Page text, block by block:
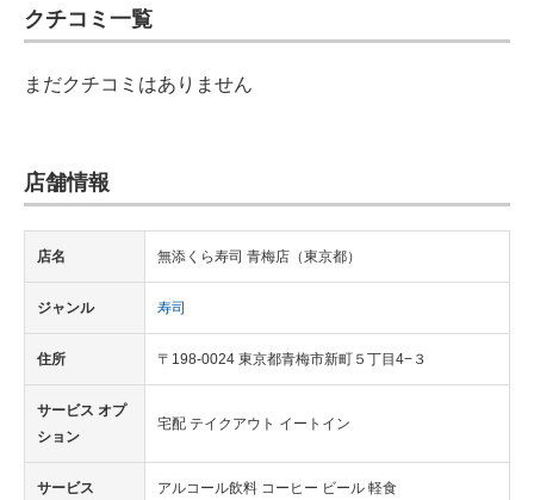
電子設計の基本と応用
ちょっと気になるネットの話題
クチコミ一覧
まだクチコミはありません
店舗情報
店名 無添くら寿司 青梅店（東京都）
ジャンル 寿司
住所 〒198-0024 東京都青梅市新町５丁目4−３
サービス オプ
ション
宅配 テイクアウト イートイン
サービス アルコール飲料 コーヒー ビール 軽食